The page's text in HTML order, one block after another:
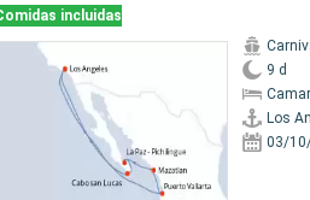
incluidas
9 d
Los
03/